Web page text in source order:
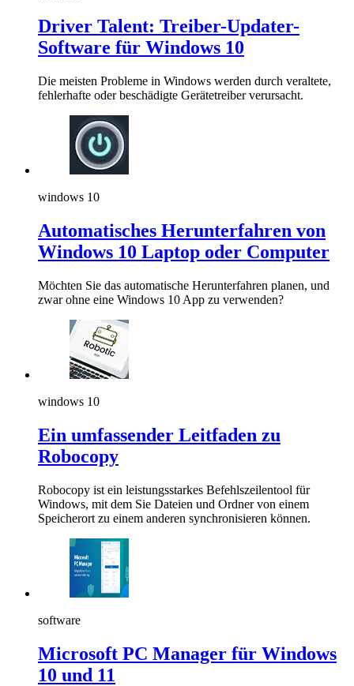
Driver Talent: Treiber-Updater-
Software für Windows 10
Die meisten Probleme in Windows werden durch veraltete,
fehlerhafte oder beschädigte Gerätetreiber verursacht.
windows 10
Automatisches Herunterfahren von
Windows 10 Laptop oder Computer
Möchten Sie das automatische Herunterfahren planen, und
zwar ohne eine Windows 10 App zu verwenden?
windows 10
Ein umfassender Leitfaden zu
Robocopy
Robocopy ist ein leistungsstarkes Befehlszeilentool für
Windows, mit dem Sie Dateien und Ordner von einem
Speicherort zu einem anderen synchronisieren können.
software
Microsoft PC Manager für Windows
10 und 11